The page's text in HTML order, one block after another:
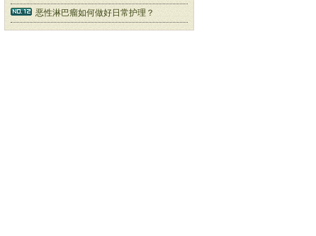
恶性淋巴瘤如何做好日常护理？